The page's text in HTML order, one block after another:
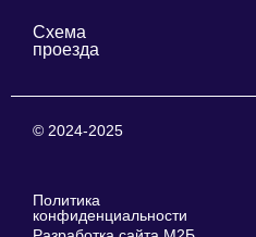
Политика
конфиденциальности
© 2024-2025
Схема
проезда